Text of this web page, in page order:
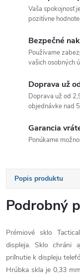
Vaša spokojnosť
pozitívne
Bezpečné
Používame
vašich osobných
Doprava už
Doprava už od
objednávke nad
Garancia
Ponúkame
Popis produktu
Podrobný
Prémiové sklo
displeja. Sklo chráni
priľnutie k displeju
Hrúbka skla je 0,33